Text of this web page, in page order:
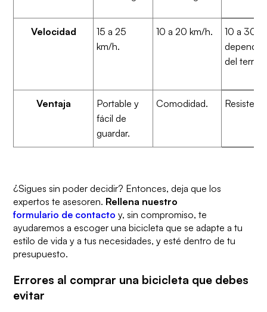
Velocidad
15 a 25
km/h.
10 a 20 km/h.
10 a 30
del
Ventaja
Portable y
fácil de
guardar.
Comodidad.
¿Sigues sin poder decidir? Entonces, deja que los
expertos te asesoren. Rellena nuestro
formulario de contacto y, sin compromiso, te
ayudaremos a escoger una bicicleta que se adapte a tu
estilo de vida y a tus necesidades, y esté dentro de tu
presupuesto.
Errores al comprar una bicicleta que debes
evitar